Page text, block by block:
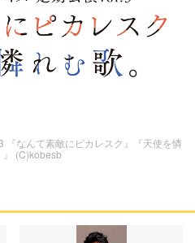
『なんて素敵にピカレスク』『天使を憐
』 (C)kobesb